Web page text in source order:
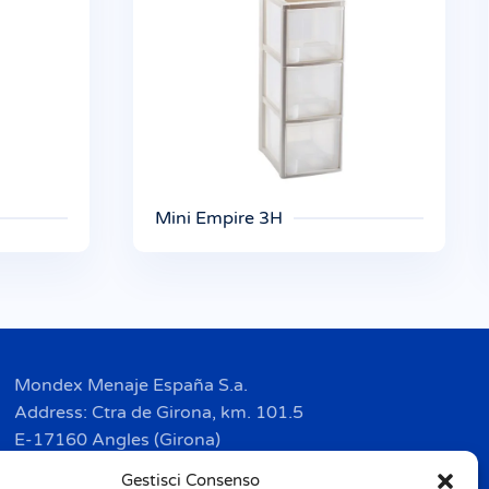
Gestisci Consenso
Mini Empire 3H
Mondex Menaje España S.a.
Address: Ctra de Girona, km. 101.5
E-17160 Angles (Girona)